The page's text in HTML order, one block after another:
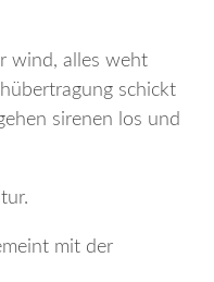
wind, alles weht
schickt
sirenen los und
mit der